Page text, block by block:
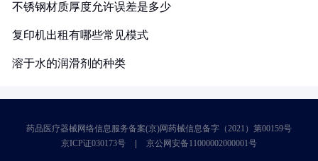
不锈钢材质厚度允许误差是多少
复印机出租有哪些常见模式
溶于水的润滑剂的种类
药品医疗器械网络信息服务备案(京)网药械信息备字（2021）第00159号
京ICP证030173号
京公网安备11000002000001号